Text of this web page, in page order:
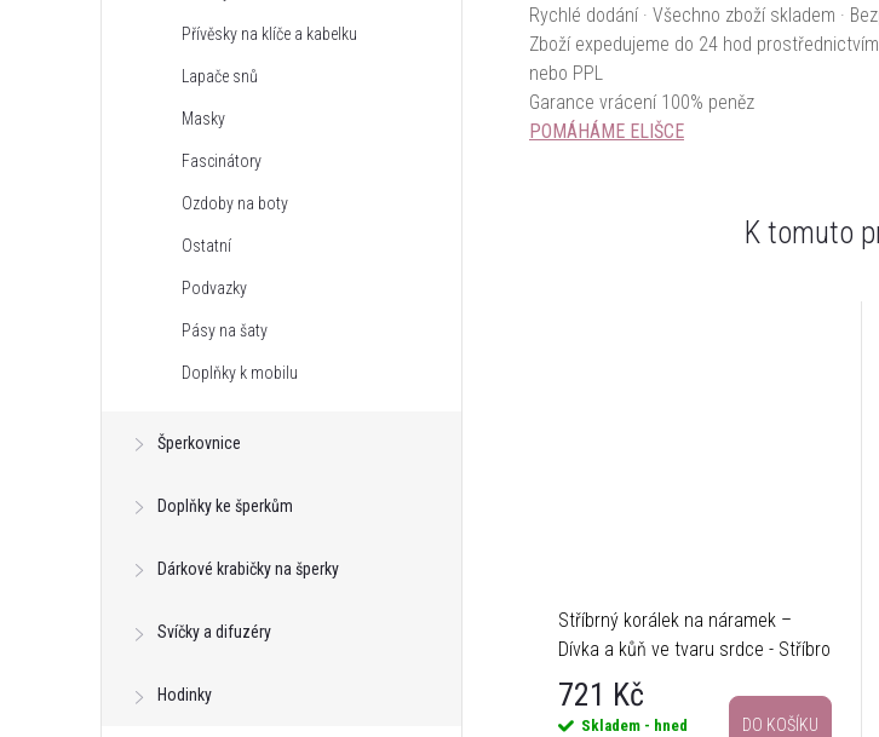
Přívěsky na klíče a kabelku
Lapače snů
Masky
Fascinátory
Ozdoby na boty
Ostatní
Podvazky
Pásy na šaty
Doplňky k mobilu
Šperkovnice
Doplňky ke šperkům
Dárkové krabičky na šperky
Svíčky a difuzéry
Hodinky
Rychlé dodání · Všechno zboží skladem ·
Zboží expedujeme do 24 hod prostřednictvím
nebo PPL
Garance vrácení 100% peněz
POMÁHÁME ELIŠCE
K tomuto
Korálek Květ Slunečnice se zirkony
- Stříbro 925
Stříbrný korálek na náramek –
Dívka a kůň ve tvaru srdce - Stříbro
925
721 Kč
Skladem - hned
DO KOŠÍKU